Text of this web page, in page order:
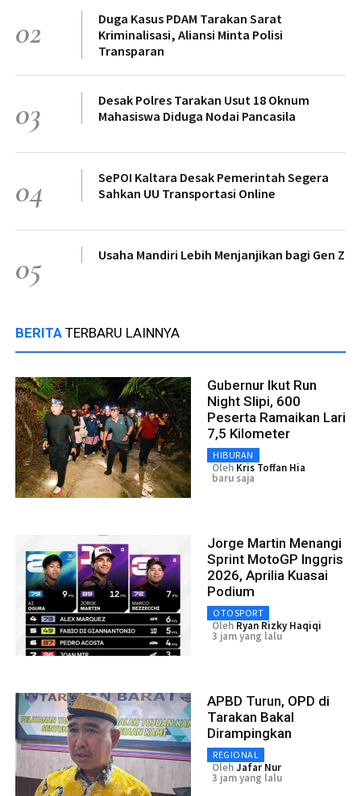
02
Duga Kasus PDAM Tarakan Sarat
Kriminalisasi, Aliansi Minta Polisi
Transparan
03
Desak Polres Tarakan Usut 18 Oknum
Mahasiswa Diduga Nodai Pancasila
04
SePOI Kaltara Desak Pemerintah Segera
Sahkan UU Transportasi Online
05 Usaha Mandiri Lebih Menjanjikan bagi Gen Z
BERITA TERBARU LAINNYA
Gubernur Ikut Run
Night Slipi, 600
Peserta Ramaikan Lari
7,5 Kilometer
HIBURAN
Oleh Kris Toffan Hia
baru saja
Jorge Martin Menangi
Sprint MotoGP Inggris
2026, Aprilia Kuasai
Podium
OTOSPORT
Oleh Ryan Rizky Haqiqi
3 jam yang lalu
APBD Turun, OPD di
Tarakan Bakal
Dirampingkan
REGIONAL
OlehJafar Nur
3 jam yang lalu